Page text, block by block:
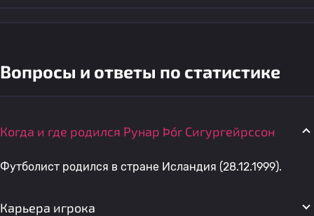
Вопросы и ответы по статистике
Когда и где родился Рунар Þór Сигургейрссон
Футболист родился в стране Исландия (28.12.1999).
Карьера игрока